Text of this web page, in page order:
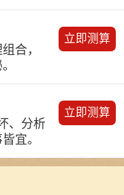
合，
立即测算
、分析
宜。
立即测算